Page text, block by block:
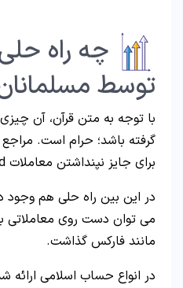
توسط
با توجه به متن قرآن، آن چیزی
گرفته باشد؛ حرام است.
برای جایز نپنداشتن معاملات cfd استفاده می نمایند.
در این بین راه حلی هم وجود
می توان دست روی معاملاتی
مانند فارکس گذاشت.
در انواع حساب اسلامی ارائه